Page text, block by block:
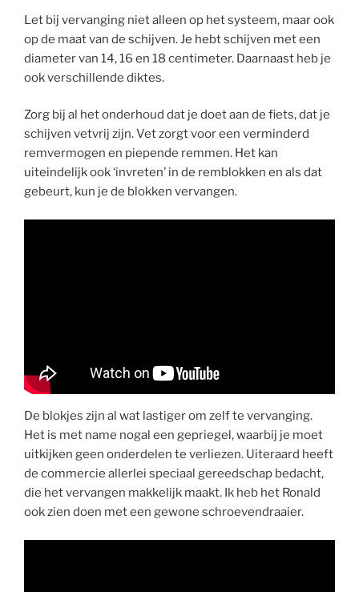
Let bij vervanging niet alleen op het systeem, maar ook
op de maat van de schijven. Je hebt schijven met een
diameter van 14, 16 en 18 centimeter. Daarnaast heb je
ook verschillende diktes.
Zorg bij al het onderhoud dat je doet aan de fiets, dat je
schijven vetvrij zijn. Vet zorgt voor een verminderd
remvermogen en piepende remmen. Het kan
uiteindelijk ook ‘invreten’ in de remblokken en als dat
gebeurt, kun je de blokken vervangen.
De blokjes zijn al wat lastiger om zelf te vervanging.
Het is met name nogal een gepriegel, waarbij je moet
uitkijken geen onderdelen te verliezen. Uiteraard heeft
de commercie allerlei speciaal gereedschap bedacht,
die het vervangen makkelijk maakt. Ik heb het Ronald
ook zien doen met een gewone schroevendraaier.